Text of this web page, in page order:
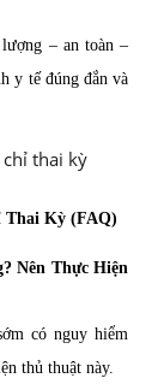
– an toàn –
y tế đúng đắn và
Thai Kỳ (FAQ)
Nên Thực Hiện
có nguy hiểm
thủ thuật này.